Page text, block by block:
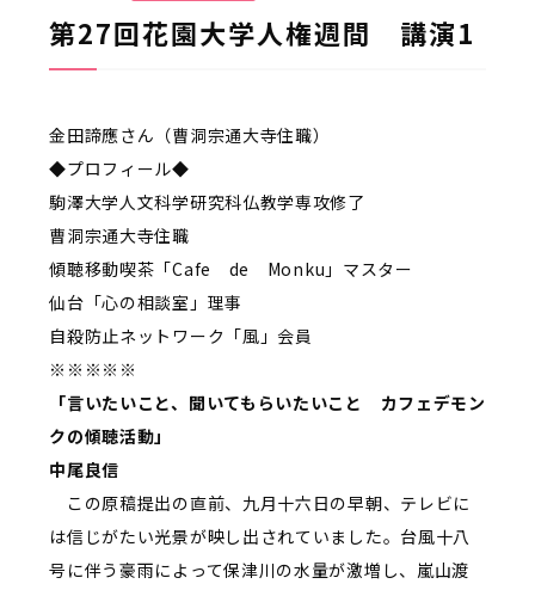
第27回花園大学人権週間 講演1
金田諦應さん（曹洞宗通大寺住職）
◆プロフィール◆
駒澤大学人文科学研究科仏教学専攻修了
曹洞宗通大寺住職
傾聴移動喫茶「Cafe de Monku」マスター
仙台「心の相談室」理事
自殺防止ネットワーク「風」会員
※※※※※
「言いたいこと、聞いてもらいたいこと カフェデモン
クの傾聴活動」
中尾良信
この原稿提出の直前、九月十六日の早朝、テレビに
は信じがたい光景が映し出されていました。台風十八
号に伴う豪雨によって保津川の水量が激増し、嵐山渡